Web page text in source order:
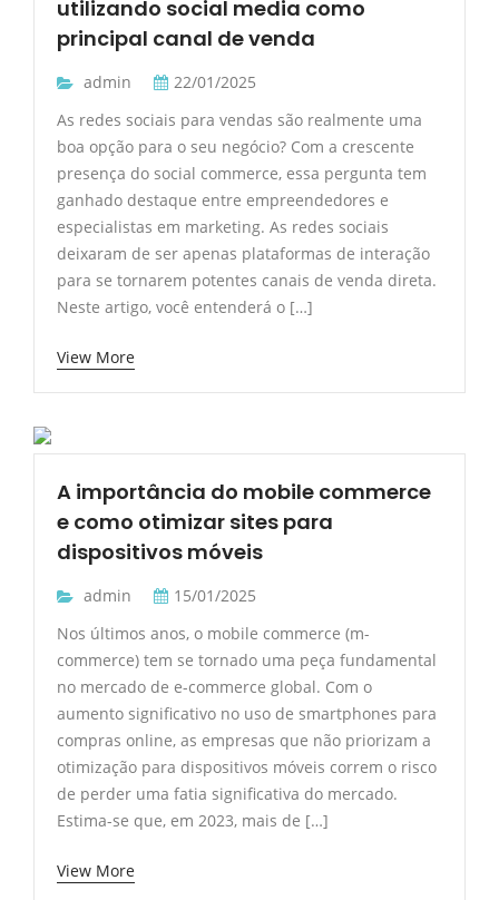
utilizando social media como
principal canal de venda
admin
22/01/2025
As redes sociais para vendas são realmente uma
boa opção para o seu negócio? Com a crescente
presença do social commerce, essa pergunta tem
ganhado destaque entre empreendedores e
especialistas em marketing. As redes sociais
deixaram de ser apenas plataformas de interação
para se tornarem potentes canais de venda direta.
Neste artigo, você entenderá o […]
View More
A importância do mobile commerce
e como otimizar sites para
dispositivos móveis
admin
15/01/2025
Nos últimos anos, o mobile commerce (m-
commerce) tem se tornado uma peça fundamental
no mercado de e-commerce global. Com o
aumento significativo no uso de smartphones para
compras online, as empresas que não priorizam a
otimização para dispositivos móveis correm o risco
de perder uma fatia significativa do mercado.
Estima-se que, em 2023, mais de […]
View More